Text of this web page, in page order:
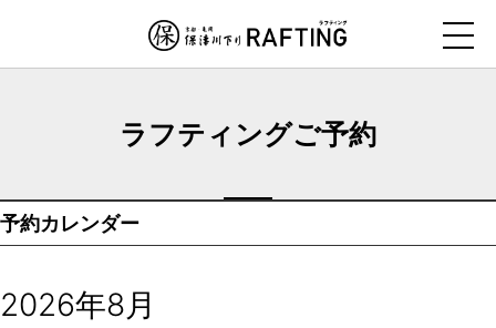
ビ
ゲ
シ
ン
ラフティングご予約
予約カレンダー
2026年8月